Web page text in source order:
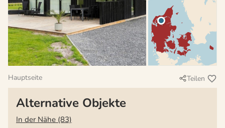
Hauptseite Teilen
Alternative Objekte
In der Nähe (83)